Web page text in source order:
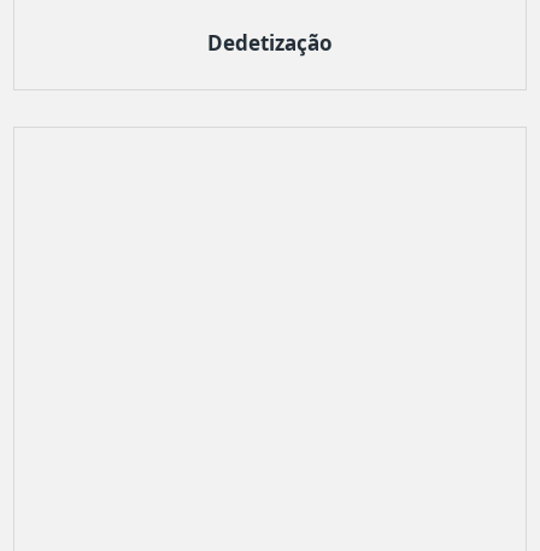
Dedetização